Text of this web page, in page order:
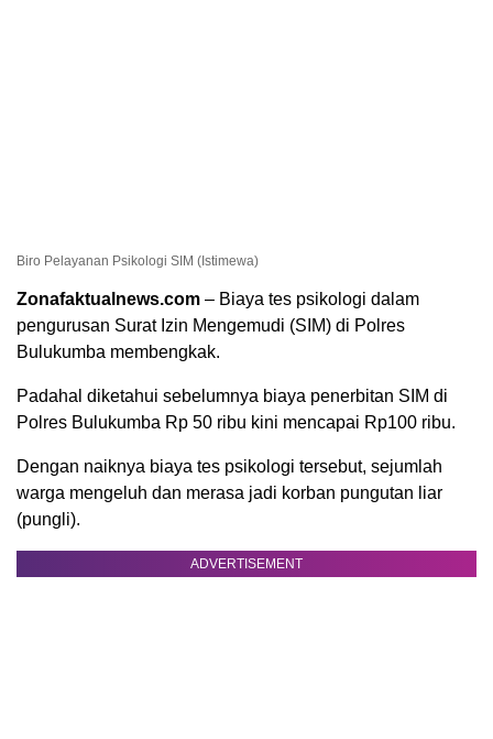
Biro Pelayanan Psikologi SIM (Istimewa)
Zonafaktualnews.com – Biaya tes psikologi dalam
pengurusan Surat Izin Mengemudi (SIM) di Polres
Bulukumba membengkak.
Padahal diketahui sebelumnya biaya penerbitan SIM di
Polres Bulukumba Rp 50 ribu kini mencapai Rp100 ribu.
Dengan naiknya biaya tes psikologi tersebut, sejumlah
warga mengeluh dan merasa jadi korban pungutan liar
(pungli).
ADVERTISEMENT